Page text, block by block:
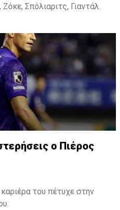
Σπόλιαριτς, Γιαντάλ.
ο Πιέρος
του πέτυχε στην